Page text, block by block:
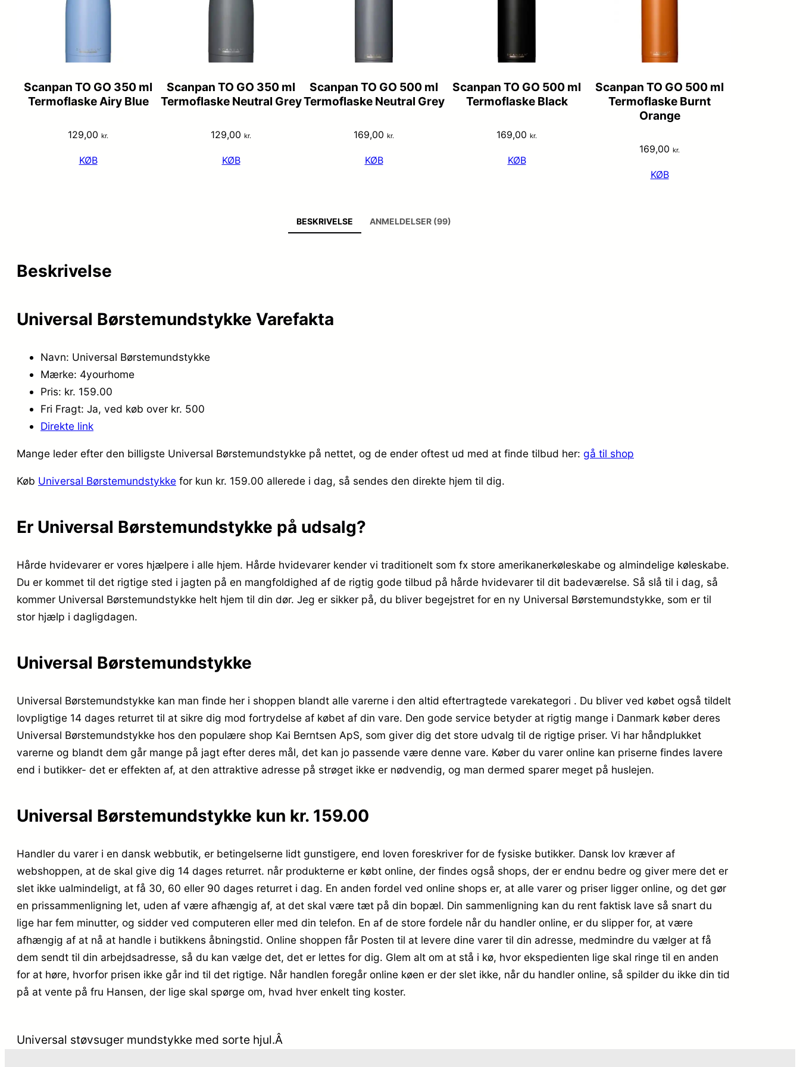
Scanpan TO GO 350 ml
Termoflaske Airy Blue
129,00 kr.
KØB
Scanpan TO GO 350 ml
Termoflaske Neutral Grey
129,00 kr.
KØB
Scanpan TO GO 500 ml
Termoflaske Neutral Grey
169,00 kr.
KØB
Scanpan TO GO 500 ml
Termoflaske Black
169,00 kr.
KØB
Scanpan TO GO 500 ml
Termoflaske Burnt
Orange
169,00 kr.
KØB
BESKRIVELSE ANMELDELSER (99)
Beskrivelse
Universal Børstemundstykke Varefakta
Navn: Universal Børstemundstykke
Mærke: 4yourhome
Pris: kr. 159.00
Fri Fragt: Ja, ved køb over kr. 500
Direkte link
Mange leder efter den billigste Universal Børstemundstykke på nettet, og de ender oftest ud med at finde tilbud her: gå til shop
Køb Universal Børstemundstykke for kun kr. 159.00 allerede i dag, så sendes den direkte hjem til dig.
Er Universal Børstemundstykke på udsalg?
Hårde hvidevarer er vores hjælpere i alle hjem. Hårde hvidevarer kender vi traditionelt som fx store amerikanerkøleskabe og almindelige køleskabe.
Du er kommet til det rigtige sted i jagten på en mangfoldighed af de rigtig gode tilbud på hårde hvidevarer til dit badeværelse. Så slå til i dag, så
kommer Universal Børstemundstykke helt hjem til din dør. Jeg er sikker på, du bliver begejstret for en ny Universal Børstemundstykke, som er til
stor hjælp i dagligdagen.
Universal Børstemundstykke
Universal Børstemundstykke kan man finde her i shoppen blandt alle varerne i den altid eftertragtede varekategori . Du bliver ved købet også tildelt
lovpligtige 14 dages returret til at sikre dig mod fortrydelse af købet af din vare. Den gode service betyder at rigtig mange i Danmark køber deres
Universal Børstemundstykke hos den populære shop Kai Berntsen ApS, som giver dig det store udvalg til de rigtige priser. Vi har håndplukket
varerne og blandt dem går mange på jagt efter deres mål, det kan jo passende være denne vare. Køber du varer online kan priserne findes lavere
end i butikker- det er effekten af, at den attraktive adresse på strøget ikke er nødvendig, og man dermed sparer meget på huslejen.
Universal Børstemundstykke kun kr. 159.00
Handler du varer i en dansk webbutik, er betingelserne lidt gunstigere, end loven foreskriver for de fysiske butikker. Dansk lov kræver af
webshoppen, at de skal give dig 14 dages returret. når produkterne er købt online, der findes også shops, der er endnu bedre og giver mere det er
slet ikke ualmindeligt, at få 30, 60 eller 90 dages returret i dag. En anden fordel ved online shops er, at alle varer og priser ligger online, og det gør
en prissammenligning let, uden af være afhængig af, at det skal være tæt på din bopæl. Din sammenligning kan du rent faktisk lave så snart du
lige har fem minutter, og sidder ved computeren eller med din telefon. En af de store fordele når du handler online, er du slipper for, at være
afhængig af at nå at handle i butikkens åbningstid. Online shoppen får Posten til at levere dine varer til din adresse, medmindre du vælger at få
dem sendt til din arbejdsadresse, så du kan vælge det, det er lettes for dig. Glem alt om at stå i kø, hvor ekspedienten lige skal ringe til en anden
for at høre, hvorfor prisen ikke går ind til det rigtige. Når handlen foregår online køen er der slet ikke, når du handler online, så spilder du ikke din tid
på at vente på fru Hansen, der lige skal spørge om, hvad hver enkelt ting koster.
Universal støvsuger mundstykke med sorte hjul.Â